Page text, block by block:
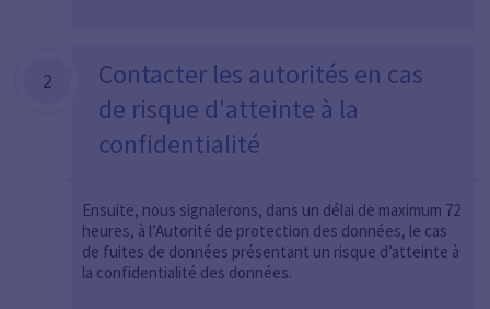
2
Contacter les autorités en cas
de risque d'atteinte à la
confidentialité
Ensuite, nous signalerons, dans un délai de maximum 72
heures, à l’Autorité de protection des données, le cas
de fuites de données présentant un risque d’atteinte à
la confidentialité des données.